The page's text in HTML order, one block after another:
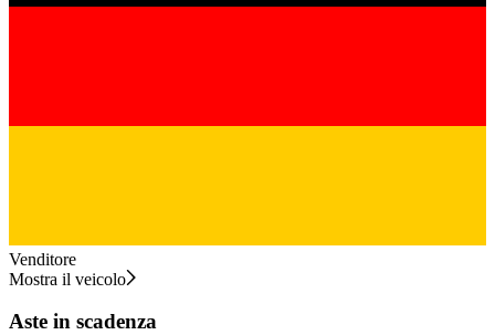
Venditore
Mostra il veicolo
Aste in scadenza